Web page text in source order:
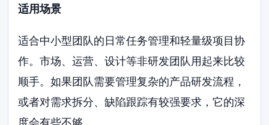
适用场景
适合中小型团队的日常任务管理和轻量级项目协
作。市场、运营、设计等非研发团队用起来比较
顺手。如果团队需要管理复杂的产品研发流程，
或者对需求拆分、缺陷跟踪有较强要求，它的深
度会有些不够。